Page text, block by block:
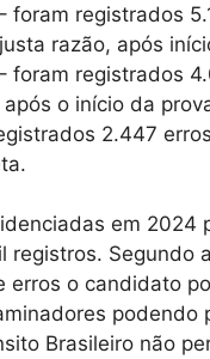
foram registrados
razão, após
foram registrados
o início da
2.447
em 2024
registros. Segundo
o candidato
Brasileiro não